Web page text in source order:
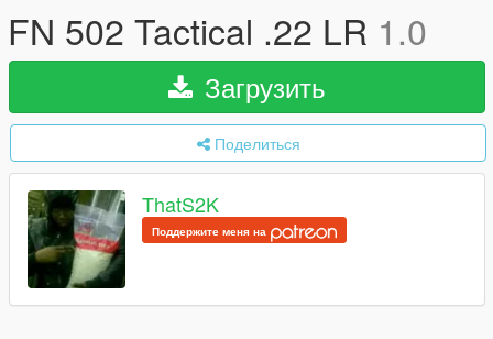
FN 502 Tactical .22 LR 1.0
Загрузить
Поделиться
ThatS2K
Поддержите меня на